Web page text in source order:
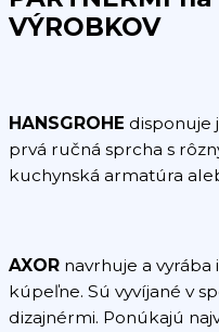
VÝROBKOV
HANSGROHE disponuje
prvá ručná sprcha s
kuchynská armatúra
AXOR navrhuje a
kúpeľne. Sú vyvíjané v
dizajnérmi. Ponúkajú